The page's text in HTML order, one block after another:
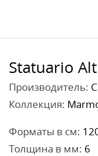
Statuario
Производитель:
Коллекция:
Форматы в см:
Толщина в мм: 6